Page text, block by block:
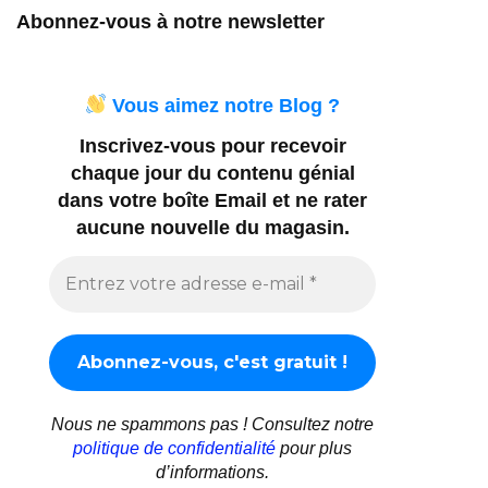
Abonnez-vous à notre newsletter
Vous aimez notre Blog ?
Inscrivez-vous pour recevoir
chaque jour du contenu génial
dans votre boîte Email et ne rater
aucune nouvelle du magasin.
Nous ne spammons pas ! Consultez notre
politique de confidentialité pour plus
d’informations.